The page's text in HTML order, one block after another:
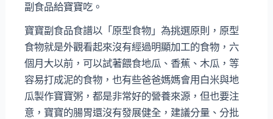
副食品給寶寶吃。
寶寶副食品食譜以「原型食物」為挑選原則，原型
食物就是外觀看起來沒有經過明顯加工的食物，六
個月大以前，可以試著餵食地瓜、香蕉、木瓜，等
容易打成泥的食物，也有些爸爸媽媽會用白米與地
瓜製作寶寶粥，都是非常好的營養來源，但也要注
意，寶寶的腸胃還沒有發展健全，建議分量、分批